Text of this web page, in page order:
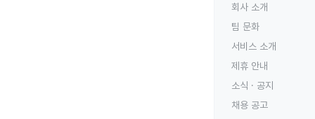
회사 소개
팀 문화
서비스 소개
제휴 안내
소식 · 공지
채용 공고